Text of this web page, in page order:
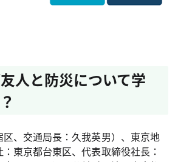
人と防災について学
、交通局長：久我英男）、東京地
東京都台東区、代表取締役社長：